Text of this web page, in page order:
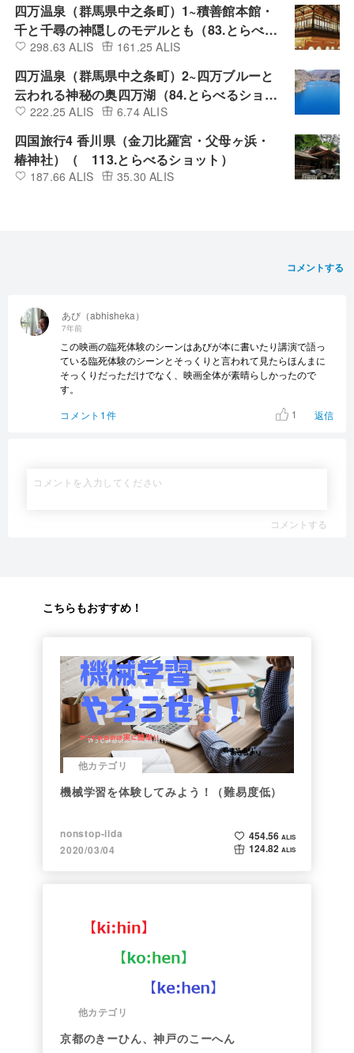
四万温泉（群馬県中之条町）1~積善館本館・
千と千尋の神隠しのモデルとも（83.とらべる
ショット）
298.63 ALIS 161.25 ALIS
四万温泉（群馬県中之条町）2~四万ブルーと
云われる神秘の奥四万湖（84.とらべるショッ
ト）222.25 ALIS 6.74 ALIS
四国旅行4 香川県（金刀比羅宮・父母ヶ浜・
椿神社）（ 113.とらべるショット）
187.66 ALIS 35.30 ALIS
コメントする
あび（abhisheka）
7年前
この映画の臨死体験のシーンはあびが本に書いたり講演で語っ
ている臨死体験のシーンとそっくりと言われて見たらほんまに
そっくりだっただけでなく、映画全体が素晴らしかったので
す。
コメント1件
1 返信
コメントする
こちらもおすすめ！
他カテゴリ
機械学習を体験してみよう！（難易度低）
nonstop-iida
2020/03/04
454.56 ALIS
124.82 ALIS
他カテゴリ
京都のきーひん、神戸のこーへん